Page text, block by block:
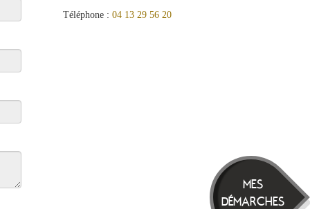
MES
DÉMARCHES
Téléphone : 04 13 29 56 20